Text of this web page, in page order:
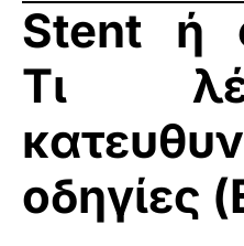
Stent ή
Τι
οδηγίες